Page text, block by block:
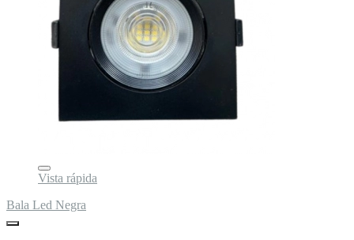
Vista rápida
Bala Led Negra